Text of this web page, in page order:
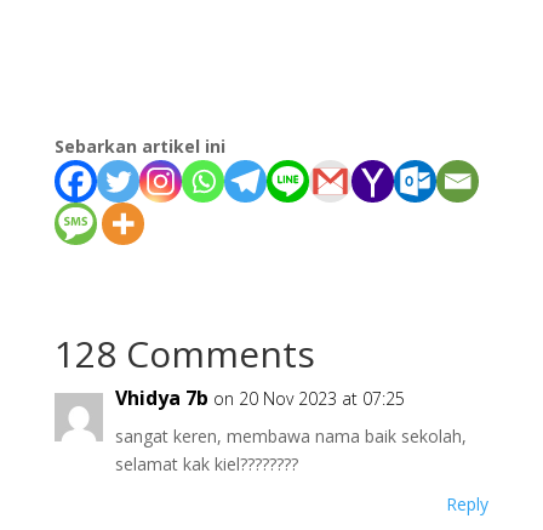
Sebarkan artikel ini
128 Comments
Vhidya 7b on 20 Nov 2023 at 07:25
sangat keren, membawa nama baik sekolah,
selamat kak kiel????????
Reply